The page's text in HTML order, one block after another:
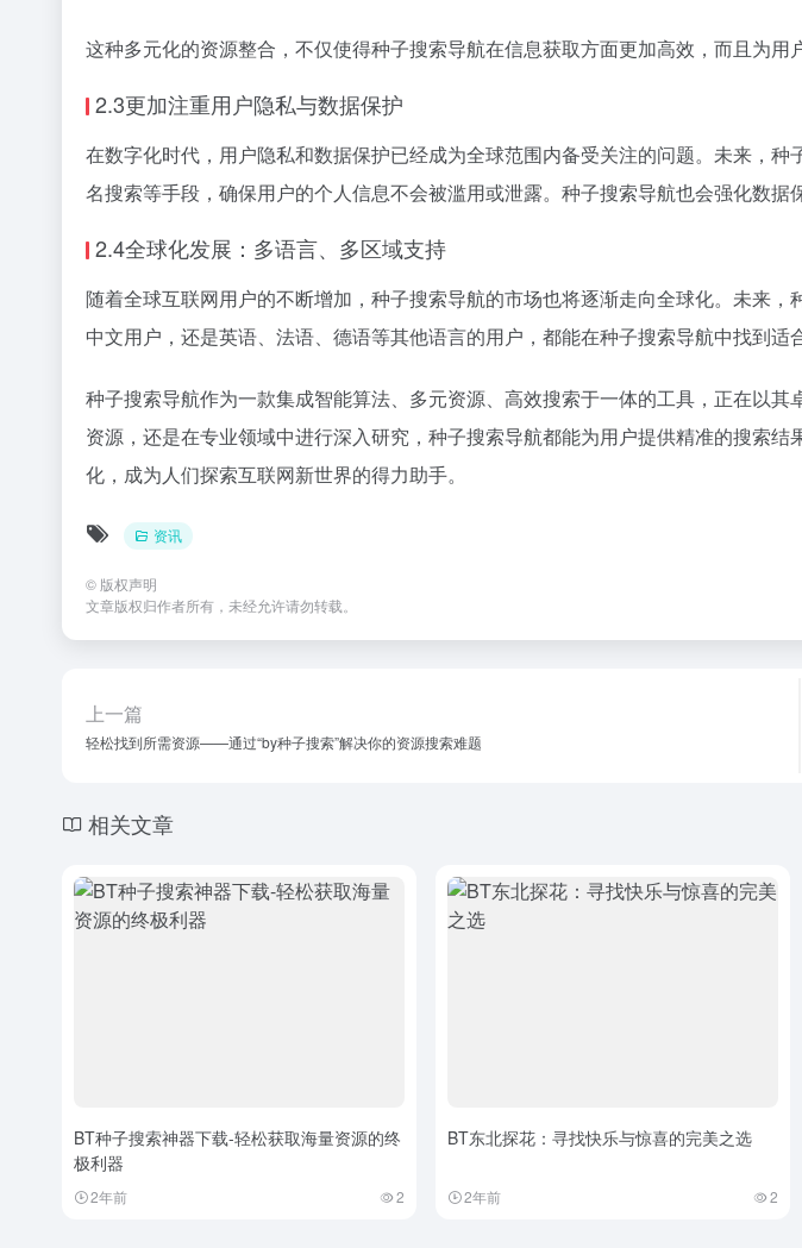
这种多元化的资源整合，不仅使得种子搜索导航在信息获取方面更加高效，而且为
2.3更加注重用户隐私与数据保护
在数字化时代，用户隐私和数据保护已经成为全球范围内备受关注的问题。未来，
名搜索等手段，确保用户的个人信息不会被滥用或泄露。种子搜索导航也会强化数据
2.4全球化发展：多语言、多区域支持
随着全球互联网用户的不断增加，种子搜索导航的市场也将逐渐走向全球化。未来
中文用户，还是英语、法语、德语等其他语言的用户，都能在种子搜索导航中找到适
种子搜索导航作为一款集成智能算法、多元资源、高效搜索于一体的工具，正在以
资源，还是在专业领域中进行深入研究，种子搜索导航都能为用户提供精准的搜索
化，成为人们探索互联网新世界的得力助手。
资讯
© 版权声明
文章版权归作者所有，未经允许请勿转载。
上一篇
轻松找到所需资源——通过“by种子搜索”解决你的资源搜索难题
相关文章
BT种子搜索神器下载-轻松获取海量资源的终
极利器
2年前 2
BT东北探花：寻找快乐与惊喜的完美之选
2年前 2